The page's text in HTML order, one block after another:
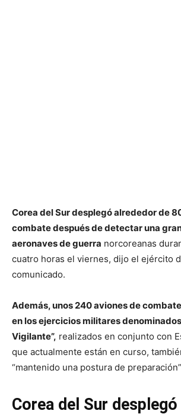
Corea del Sur desplegó alrededor de
combate después de detectar una
aeronaves de guerra norcoreanas
cuatro horas el viernes, dijo el ejército
comunicado.
Además, unos 240 aviones de
en los ejercicios militares
Vigilante”, realizados en conjunto con
que actualmente están en curso,
“mantenido una postura de
Corea del Sur